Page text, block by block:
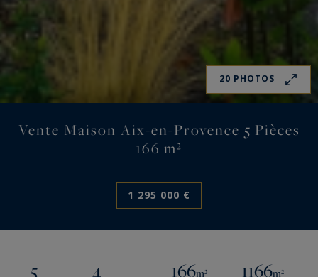
20 PHOTOS
Vente Maison Aix-en-Provence 5 Pièces
166 m²
1 295 000 €
5 4 166m² 1166m²